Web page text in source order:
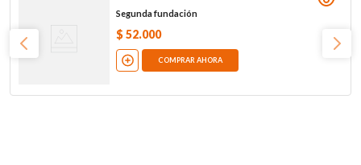
Segunda fundación
$ 52.000
COMPRAR AHORA